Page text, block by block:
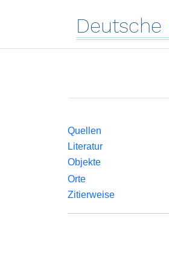
Deutsche
Quellen
Literatur
Objekte
Orte
Zitierweise